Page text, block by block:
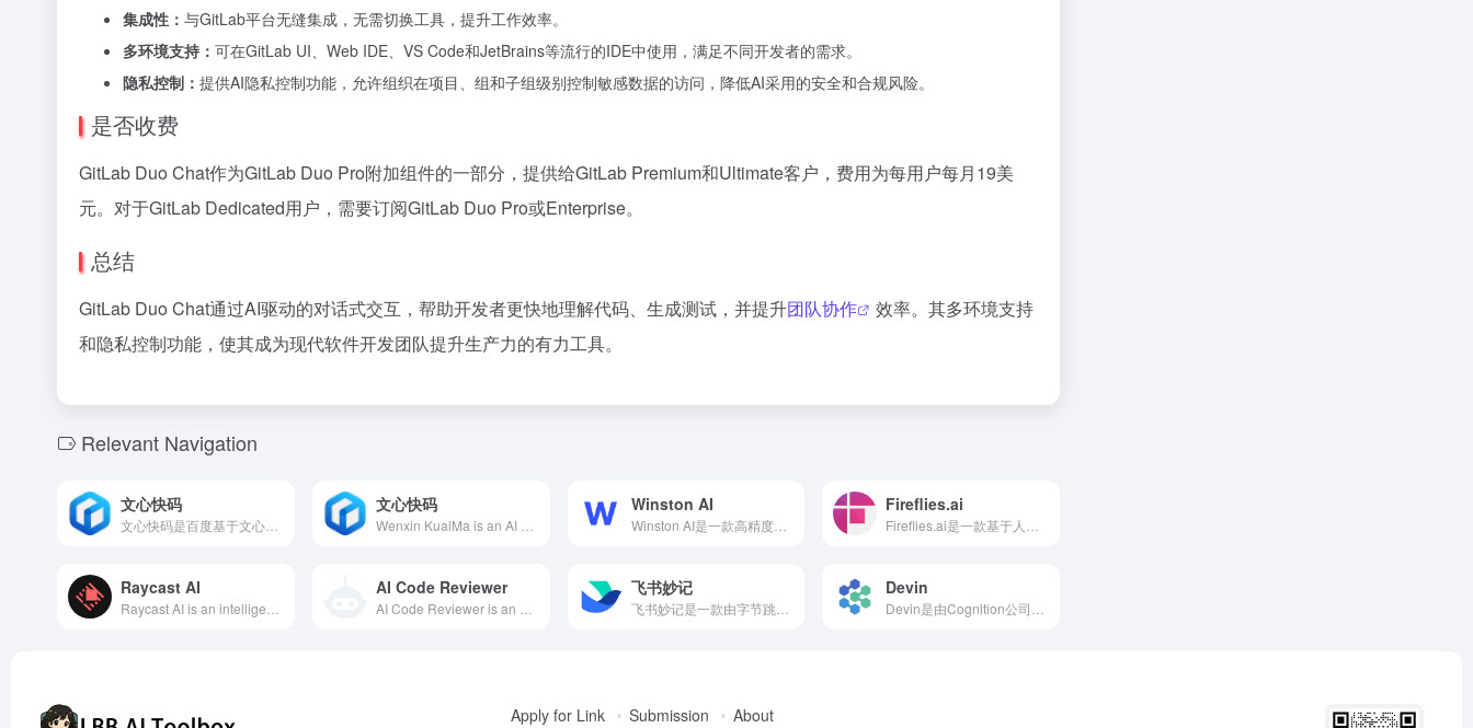
集成性： 与GitLab平台无缝集成，无需切换工具，提升工作效率。
多环境支持： 可在GitLab UI、Web IDE、VS Code和JetBrains等流行的IDE中使用，满足不同开发者的需求。
隐私控制： 提供AI隐私控制功能，允许组织在项目、组和子组级别控制敏感数据的访问，降低AI采用的安全和合规风险。
是否收费
GitLab Duo Chat作为GitLab Duo Pro附加组件的一部分，提供给GitLab Premium和Ultimate客户，费用为每用户每月19美
元。对于GitLab Dedicated用户，需要订阅GitLab Duo Pro或Enterprise。
总结
GitLab Duo Chat通过AI驱动的对话式交互，帮助开发者更快地理解代码、生成测试，并提升团队协作
效率。其多环境支持
和隐私控制功能，使其成为现代软件开发团队提升生产力的有力工具。
Relevant Navigation
文心快码 文心快码 Winston AI
Winston AI是一款高精度的AI内容检测工具，支持多语言，提供AI文本和图像检测、抄袭检查等功能，助力教育机构、SEO专家和内容创作者维护内容的真实性和原创性。
Fireflies.ai
Raycast AI AI Code Reviewer 飞书妙记 Devin
Apply for Link Submission About